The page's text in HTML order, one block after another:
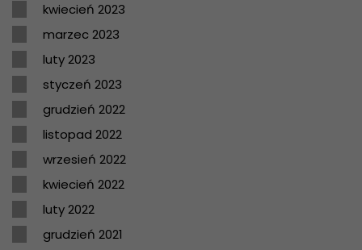
kwiecień 2023
marzec 2023
luty 2023
styczeń 2023
grudzień 2022
listopad 2022
wrzesień 2022
kwiecień 2022
luty 2022
grudzień 2021